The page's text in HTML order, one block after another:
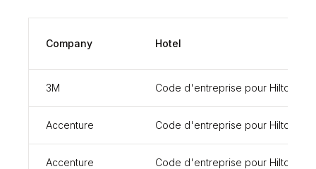
Company Hotel
3M Code d'entreprise pour Hilton
Accenture Code d'entreprise pour Hilton
Accenture Code d'entreprise pour Hilton